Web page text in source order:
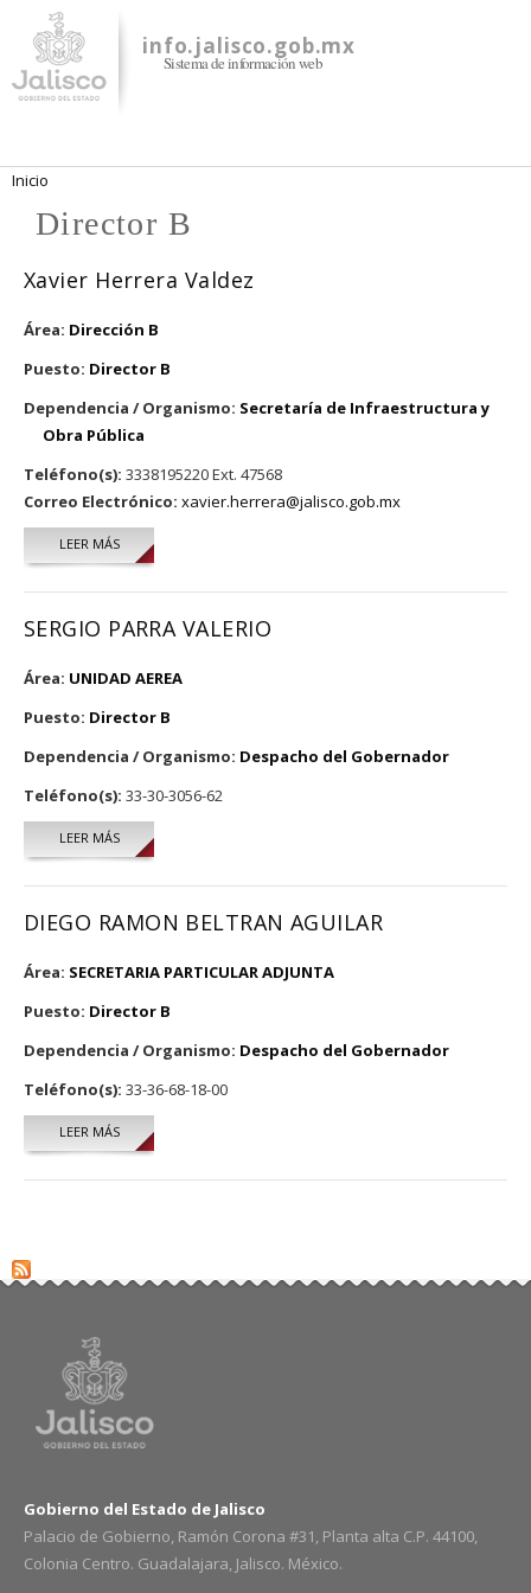
contenido
principal
info.jalisco.gob.mx
Sistema de información web
Se encuentra usted aquí
Inicio
Director B
Xavier Herrera Valdez
Área: Dirección B
Puesto: Director B
Dependencia / Organismo: Secretaría de Infraestructura y
Obra Pública
Teléfono(s): 3338195220 Ext. 47568
Correo Electrónico: xavier.herrera@jalisco.gob.mx
LEER MÁSSOBRE XAVIER HERRERA VALDEZ
SERGIO PARRA VALERIO
Área: UNIDAD AEREA
Puesto: Director B
Dependencia / Organismo: Despacho del Gobernador
Teléfono(s): 33-30-3056-62
LEER MÁSSOBRE SERGIO PARRA VALERIO
DIEGO RAMON BELTRAN AGUILAR
Área: SECRETARIA PARTICULAR ADJUNTA
Puesto: Director B
Dependencia / Organismo: Despacho del Gobernador
Teléfono(s): 33-36-68-18-00
LEER MÁSSOBRE DIEGO RAMON BELTRAN AGUILAR
Gobierno del Estado de Jalisco
Palacio de Gobierno, Ramón Corona #31, Planta alta C.P. 44100,
Colonia Centro. Guadalajara, Jalisco. México.